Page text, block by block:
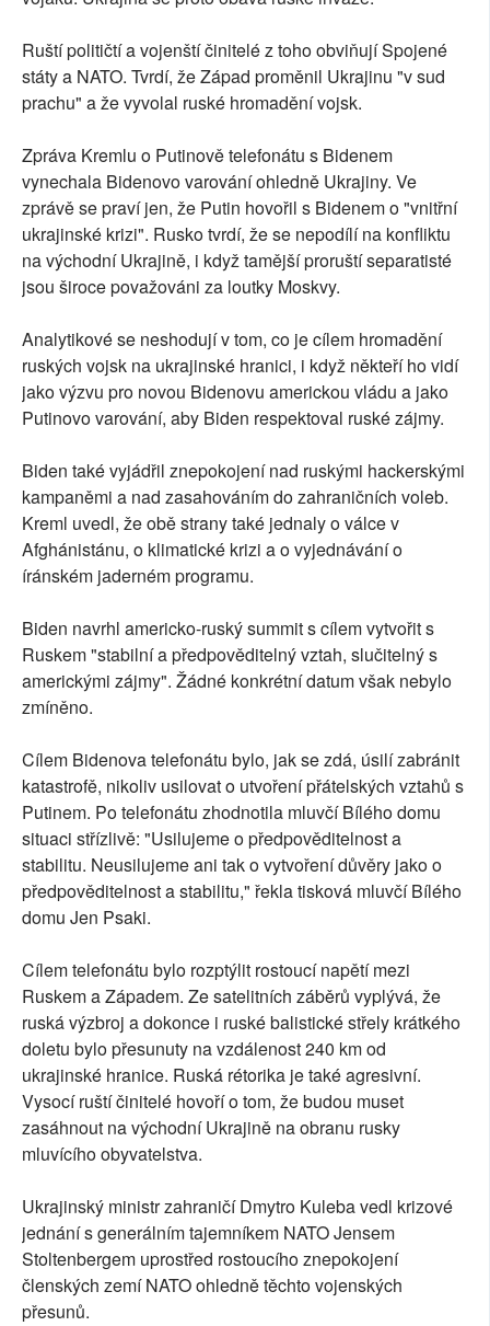
Ruští političtí a vojenští činitelé z toho obviňují Spojené
státy a NATO. Tvrdí, že Západ proměnil Ukrajinu "v sud
prachu" a že vyvolal ruské hromadění vojsk.
Zpráva Kremlu o Putinově telefonátu s Bidenem
vynechala Bidenovo varování ohledně Ukrajiny. Ve
zprávě se praví jen, že Putin hovořil s Bidenem o "vnitřní
ukrajinské krizi". Rusko tvrdí, že se nepodílí na konfliktu
na východní Ukrajině, i když tamější proruští separatisté
jsou široce považováni za loutky Moskvy.
Analytikové se neshodují v tom, co je cílem hromadění
ruských vojsk na ukrajinské hranici, i když někteří ho vidí
jako výzvu pro novou Bidenovu americkou vládu a jako
Putinovo varování, aby Biden respektoval ruské zájmy.
Biden také vyjádřil znepokojení nad ruskými hackerskými
kampaněmi a nad zasahováním do zahraničních voleb.
Kreml uvedl, že obě strany také jednaly o válce v
Afghánistánu, o klimatické krizi a o vyjednávání o
íránském jaderném programu.
Biden navrhl americko-ruský summit s cílem vytvořit s
Ruskem "stabilní a předpověditelný vztah, slučitelný s
americkými zájmy". Žádné konkrétní datum však nebylo
zmíněno.
Cílem Bidenova telefonátu bylo, jak se zdá, úsilí zabránit
katastrofě, nikoliv usilovat o utvoření přátelských vztahů s
Putinem. Po telefonátu zhodnotila mluvčí Bílého domu
situaci střízlivě: "Usilujeme o předpověditelnost a
stabilitu. Neusilujeme ani tak o vytvoření důvěry jako o
předpověditelnost a stabilitu," řekla tisková mluvčí Bílého
domu Jen Psaki.
Cílem telefonátu bylo rozptýlit rostoucí napětí mezi
Ruskem a Západem. Ze satelitních záběrů vyplývá, že
ruská výzbroj a dokonce i ruské balistické střely krátkého
doletu bylo přesunuty na vzdálenost 240 km od
ukrajinské hranice. Ruská rétorika je také agresivní.
Vysocí ruští činitelé hovoří o tom, že budou muset
zasáhnout na východní Ukrajině na obranu rusky
mluvícího obyvatelstva.
Ukrajinský ministr zahraničí Dmytro Kuleba vedl krizové
jednání s generálním tajemníkem NATO Jensem
Stoltenbergem uprostřed rostoucího znepokojení
členských zemí NATO ohledně těchto vojenských
přesunů.